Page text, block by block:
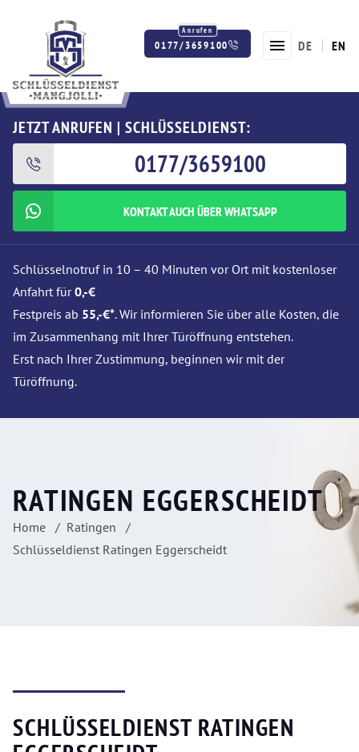
0177/3659100 DE EN
JETZT ANRUFEN | SCHLÜSSELDIENST:
0177/3659100
KONTAKT AUCH ÜBER WHATSAPP
Schlüsselnotruf in 10 – 40 Minuten vor Ort mit kostenloser
Anfahrt für0,-€
Festpreis ab 55,-€*. Wir informieren Sie über alle Kosten, die
im Zusammenhang mit Ihrer Türöffnung entstehen.
Erst nach Ihrer Zustimmung, beginnen wir mit der
Türöffnung.
RATINGEN EGGERSCHEIDT
Home
Ratingen
Schlüsseldienst Ratingen Eggerscheidt
SCHLÜSSELDIENST RATINGEN